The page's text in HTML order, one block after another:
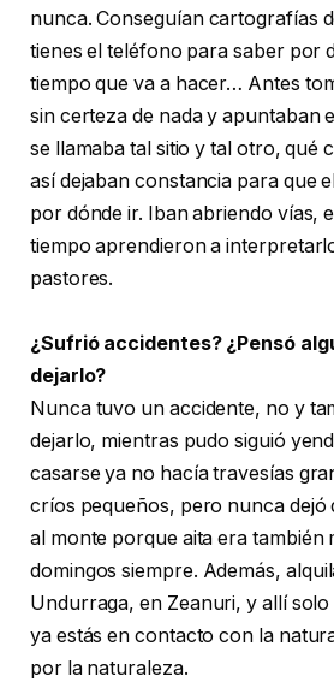
nunca. Conseguían cartografías
tienes el teléfono para saber por
tiempo que va a hacer… Antes
sin certeza de nada y apuntaban
se llamaba tal sitio y tal otro, qué
así dejaban constancia para que
por dónde ir. Iban abriendo vías,
tiempo aprendieron a
pastores.
¿Sufrió accidentes? ¿Pensó
dejarlo?
Nunca tuvo un accidente, no y
dejarlo, mientras pudo siguió
casarse ya no hacía travesías
críos pequeños, pero nunca dejó
al monte porque aita era también
domingos siempre. Además,
Undurraga, en Zeanuri, y allí solo
ya estás en contacto con la
por la naturaleza.